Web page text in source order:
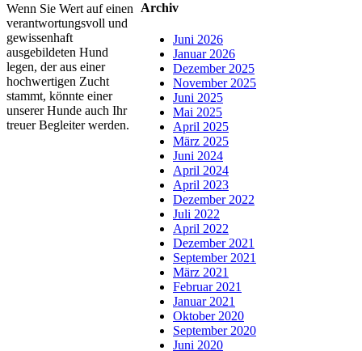
Archiv
Juni 2026
Januar 2026
Dezember 2025
November 2025
Juni 2025
Mai 2025
April 2025
März 2025
Juni 2024
April 2024
April 2023
Dezember 2022
Juli 2022
April 2022
Dezember 2021
September 2021
März 2021
Februar 2021
Januar 2021
Oktober 2020
September 2020
Juni 2020
Wenn Sie Wert auf einen
verantwortungsvoll und
gewissenhaft
ausgebildeten Hund
legen, der aus einer
hochwertigen Zucht
stammt, könnte einer
unserer Hunde auch Ihr
treuer Begleiter werden.